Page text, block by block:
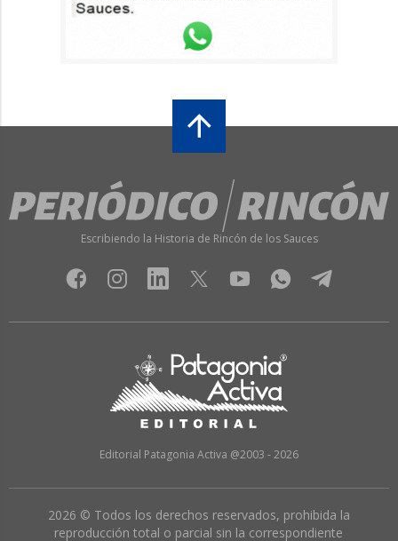
Escribiendo la Historia de Rincón de los Sauces
Editorial Patagonia Activa @2003 - 2026
2026 © Todos los derechos reservados, prohibida la
reproducción total o parcial sin la correspondiente